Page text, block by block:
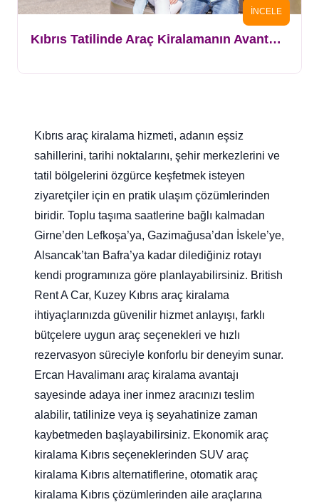
İNCELE
Kıbrıs Tatilinde Araç Kiralamanın Avantajları
Kıbrıs araç kiralama hizmeti, adanın eşsiz
sahillerini, tarihi noktalarını, şehir merkezlerini ve
tatil bölgelerini özgürce keşfetmek isteyen
ziyaretçiler için en pratik ulaşım çözümlerinden
biridir. Toplu taşıma saatlerine bağlı kalmadan
Girne’den Lefkoşa’ya, Gazimağusa’dan İskele’ye,
Alsancak’tan Bafra’ya kadar dilediğiniz rotayı
kendi programınıza göre planlayabilirsiniz. British
Rent A Car, Kuzey Kıbrıs araç kiralama
ihtiyaçlarınızda güvenilir hizmet anlayışı, farklı
bütçelere uygun araç seçenekleri ve hızlı
rezervasyon süreciyle konforlu bir deneyim sunar.
Ercan Havalimanı araç kiralama avantajı
sayesinde adaya iner inmez aracınızı teslim
alabilir, tatilinize veya iş seyahatinize zaman
kaybetmeden başlayabilirsiniz. Ekonomik araç
kiralama Kıbrıs seçeneklerinden SUV araç
kiralama Kıbrıs alternatiflerine, otomatik araç
kiralama Kıbrıs çözümlerinden aile araçlarına